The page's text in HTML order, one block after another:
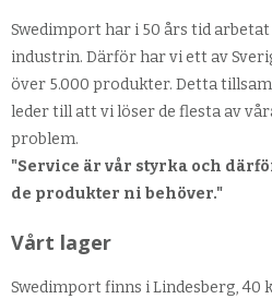
Swedimport har i 50 års tid
industrin. Därför har vi ett av
över 5.000 produkter. Detta
leder till att vi löser de flesta av
problem.
"Service är vår styrka och
de produkter ni behöver."
Vårt lager
Swedimport finns i Lindesberg,